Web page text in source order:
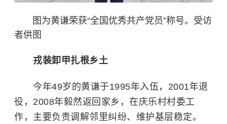
图为黄谦荣获“全国优秀共产党员”称号。受访
者供图
戎装卸甲扎根乡土
今年49岁的黄谦于1995年入伍，2001年退
役，2008年毅然返回家乡，在庆乐村村委工
作，主要负责调解邻里纠纷、维护基层稳定。